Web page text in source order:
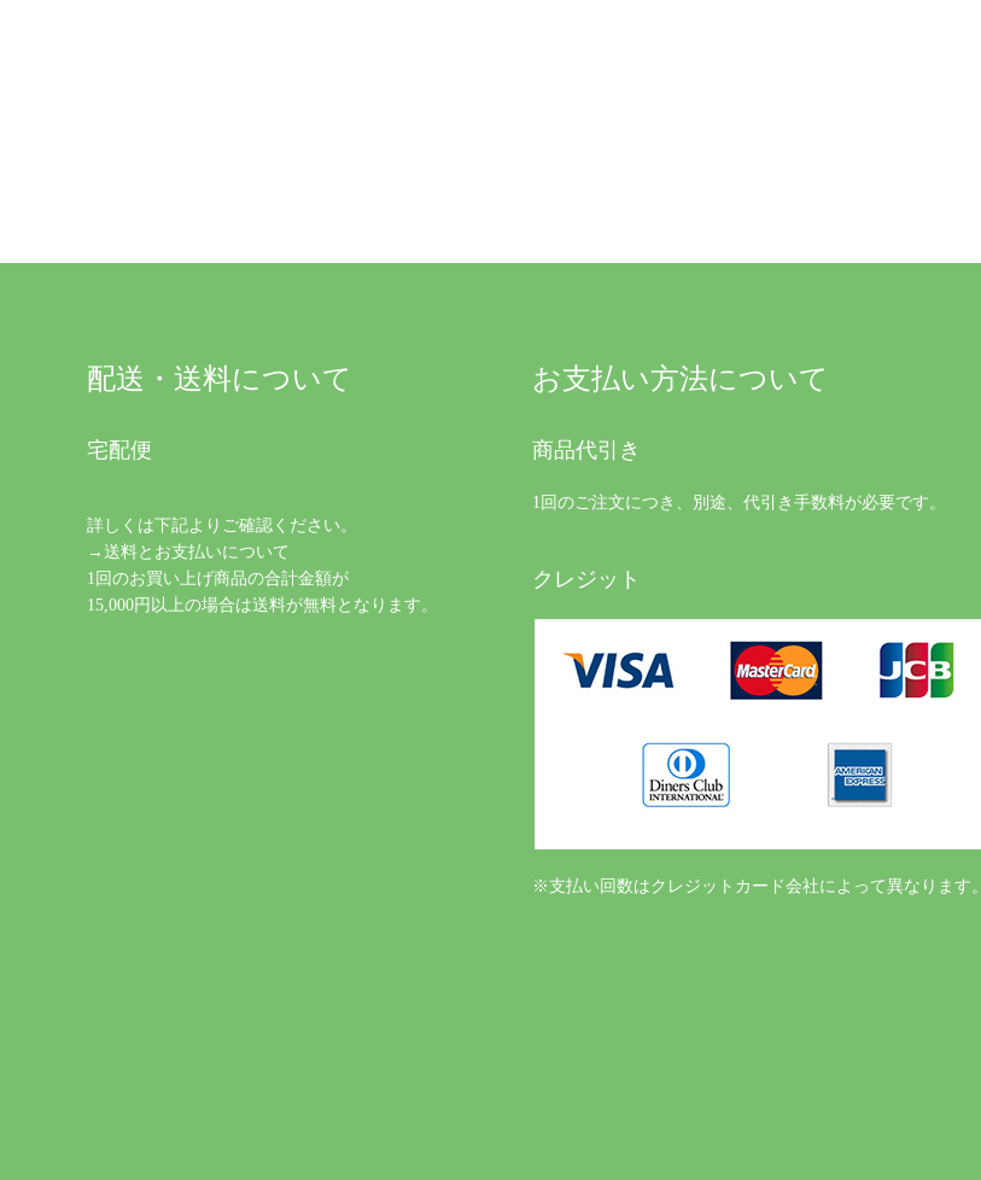
配送・送料について
宅配便
詳しくは下記よりご確認ください。
→送料とお支払いについて
1回のお買い上げ商品の合計金額が
15,000円以上の場合は送料が無料となります。
お支払い方法について
商品代引き
1回のご注文につき、別途、代引き手数料が必要です。
クレジット
※支払い回数はクレジットカード会社によって異なります。